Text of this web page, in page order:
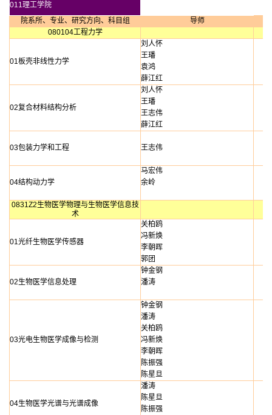
011理工学院
院系所、专业、研究方向、科目组
导师
080104工程力学
01板壳非线性力学
刘人怀
王璠
袁鸿
薛江红
02复合材料结构分析
刘人怀
王璠
王志伟
薛江红
03包装力学和工程 王志伟
04结构动力学
马宏伟
余岭
0831Z2生物医学物理与生物医学信息技
术
01光纤生物医学传感器
关柏鸥
冯新焕
李朝晖
郭团
02生物医学信息处理
钟金钢
潘涛
03光电生物医学成像与检测
钟金钢
潘涛
关柏鸥
冯新焕
李朝晖
陈振强
陈星旦
04生物医学光谱与光谱成像
潘涛
陈星旦
陈振强